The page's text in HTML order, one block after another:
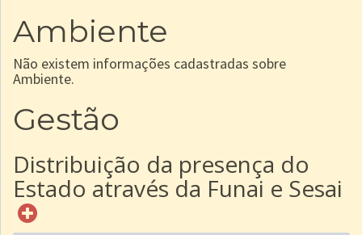
Ambiente
Não existem informações cadastradas sobre
Ambiente.
Gestão
Distribuição da presença do
Estado através da Funai e Sesai